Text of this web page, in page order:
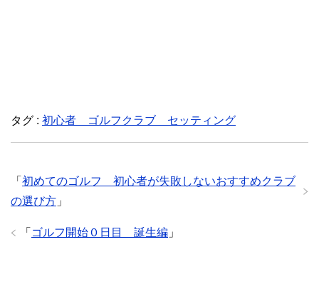
タグ : 初心者 ゴルフクラブ セッティング
「 初めてのゴルフ 初心者が失敗しないおすすめクラブ
の選び方 」
「 ゴルフ開始０日目 誕生編 」